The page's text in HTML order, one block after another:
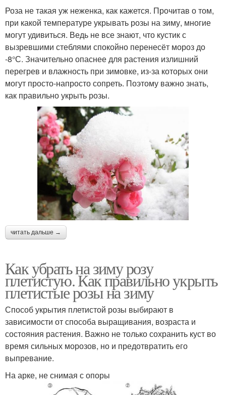
Роза не такая уж неженка, как кажется. Прочитав о том,
при какой температуре укрывать розы на зиму, многие
могут удивиться. Ведь не все знают, что кустик с
вызревшими стеблями спокойно перенесёт мороз до
-8°С. Значительно опаснее для растения излишний
перегрев и влажность при зимовке, из-за которых они
могут просто-напросто сопреть. Поэтому важно знать,
как правильно укрыть розы.
читать дальше →
Как убрать на зиму розу
плетистую. Как правильно укрыть
плетистые розы на зиму
Способ укрытия плетистой розы выбирают в
зависимости от способа выращивания, возраста и
состояния растения. Важно не только сохранить куст во
время сильных морозов, но и предотвратить его
выпревание.
На арке, не снимая с опоры